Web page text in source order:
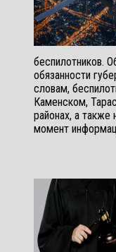
беспилотников.
обязанности
словам,
Каменском,
районах, а также
момент